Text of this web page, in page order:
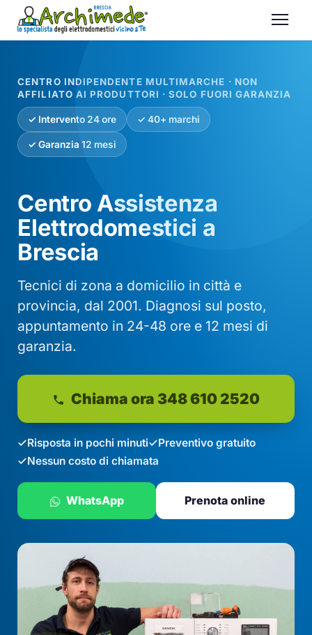
CENTRO INDIPENDENTE MULTIMARCHE · NON
AFFILIATO AI PRODUTTORI · SOLO FUORI GARANZIA
✓ Intervento 24 ore ✓ 40+ marchi
✓ Garanzia 12 mesi
Centro Assistenza
Elettrodomestici a
Brescia
Tecnici di zona a domicilio in città e
provincia, dal 2001. Diagnosi sul posto,
appuntamento in 24-48 ore e 12 mesi di
garanzia.
Chiama ora 348 610 2520
Risposta in pochi minuti
Preventivo gratuito
Nessun costo di chiamata
WhatsApp Prenota online